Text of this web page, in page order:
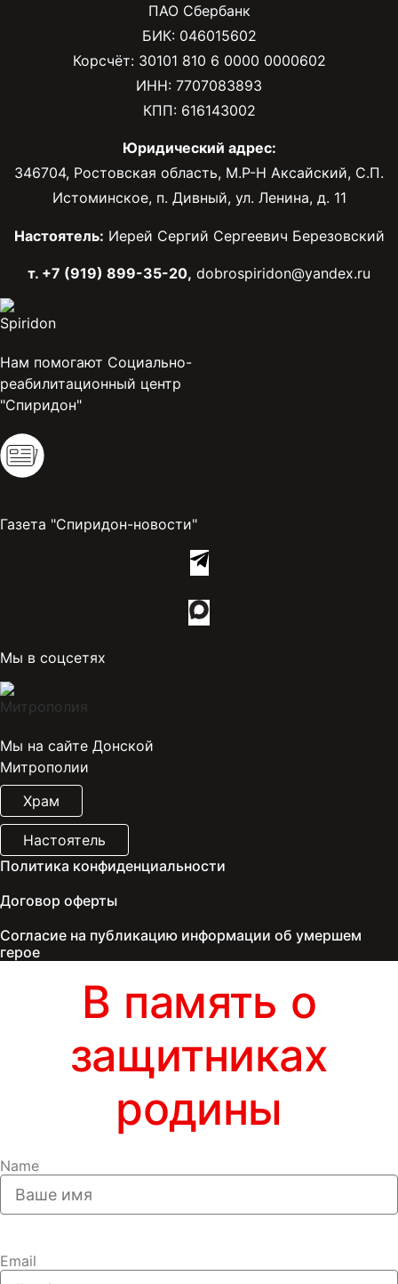
ПАО Сбербанк
БИК: 046015602
Корсчёт: 30101 810 6 0000 0000602
ИНН: 7707083893
КПП: 616143002
Юридический адрес:
346704, Ростовская область, М.Р-Н Аксайский, С.П.
Истоминское, п. Дивный, ул. Ленина, д. 11
Настоятель: Иерей Сергий Сергеевич Березовский
т. +7 (919) 899-35-20, dobrospiridon@yandex.ru
Нам помогают Социально-
реабилитационный центр
"Спиридон"
Газета "Спиридон-новости"
Мы в соцсетях
Мы на сайте Донской
Митрополии
Храм
Настоятель
Политика конфиденциальности
Договор оферты
Согласие на публикацию информации об умершем
герое
В память о
защитниках
родины
Name
Email